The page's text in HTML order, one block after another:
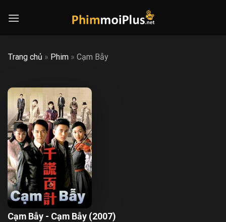
Trang chủ » Phim » Cạm Bẫy
Cạm Bẫy - Cạm Bẫy (2007)